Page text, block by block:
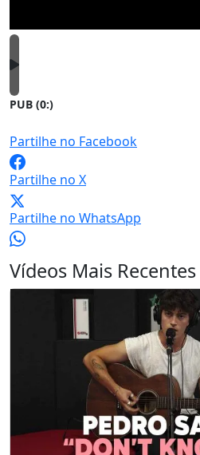
PUB (0:)
Partilhe no Facebook
Partilhe no X
Partilhe no WhatsApp
Vídeos Mais Recentes